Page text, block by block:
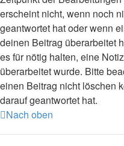
erscheint nicht, wenn noch
geantwortet hat oder wenn
deinen Beitrag überarbeitet
es für nötig halten, eine
überarbeitet wurde. Bitte
einen Beitrag nicht löschen
darauf geantwortet hat.
Nach oben